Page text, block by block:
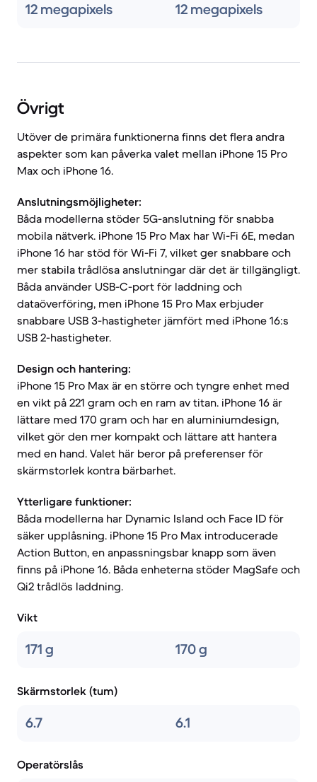
12 megapixels 12 megapixels
Övrigt
Utöver de primära funktionerna finns det flera andra
aspekter som kan påverka valet mellan iPhone 15 Pro
Max och iPhone 16.
Anslutningsmöjligheter:
Båda modellerna stöder 5G-anslutning för snabba
mobila nätverk. iPhone 15 Pro Max har Wi-Fi 6E, medan
iPhone 16 har stöd för Wi-Fi 7, vilket ger snabbare och
mer stabila trådlösa anslutningar där det är tillgängligt.
Båda använder USB-C-port för laddning och
dataöverföring, men iPhone 15 Pro Max erbjuder
snabbare USB 3-hastigheter jämfört med iPhone 16:s
USB 2-hastigheter.
Design och hantering:
iPhone 15 Pro Max är en större och tyngre enhet med
en vikt på 221 gram och en ram av titan. iPhone 16 är
lättare med 170 gram och har en aluminiumdesign,
vilket gör den mer kompakt och lättare att hantera
med en hand. Valet här beror på preferenser för
skärmstorlek kontra bärbarhet.
Ytterligare funktioner:
Båda modellerna har Dynamic Island och Face ID för
säker upplåsning. iPhone 15 Pro Max introducerade
Action Button, en anpassningsbar knapp som även
finns på iPhone 16. Båda enheterna stöder MagSafe och
Qi2 trådlös laddning.
Vikt
171 g 170 g
Skärmstorlek (tum)
6.7 6.1
Operatörslås